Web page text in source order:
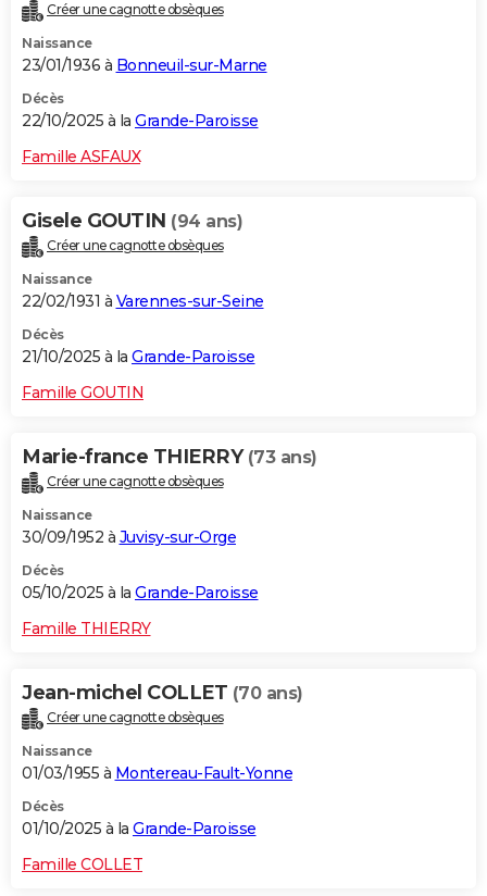
Créer une cagnotte obsèques
Naissance
23/01/1936 à Bonneuil-sur-Marne
Décès
22/10/2025 à la Grande-Paroisse
Famille ASFAUX
Gisele GOUTIN (94 ans)
Créer une cagnotte obsèques
Naissance
22/02/1931 à Varennes-sur-Seine
Décès
21/10/2025 à la Grande-Paroisse
Famille GOUTIN
Marie-france THIERRY (73 ans)
Créer une cagnotte obsèques
Naissance
30/09/1952 à Juvisy-sur-Orge
Décès
05/10/2025 à la Grande-Paroisse
Famille THIERRY
Jean-michel COLLET (70 ans)
Créer une cagnotte obsèques
Naissance
01/03/1955 à Montereau-Fault-Yonne
Décès
01/10/2025 à la Grande-Paroisse
Famille COLLET